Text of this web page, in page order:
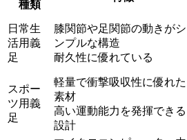
種類
日常生
活用義
足
膝関節や足関節の動きがシ
ンプルな構造
耐久性に優れている
スポー
ツ用義
足
軽量で衝撃吸収性に優れた
素材
高い運動能力を発揮できる
設計